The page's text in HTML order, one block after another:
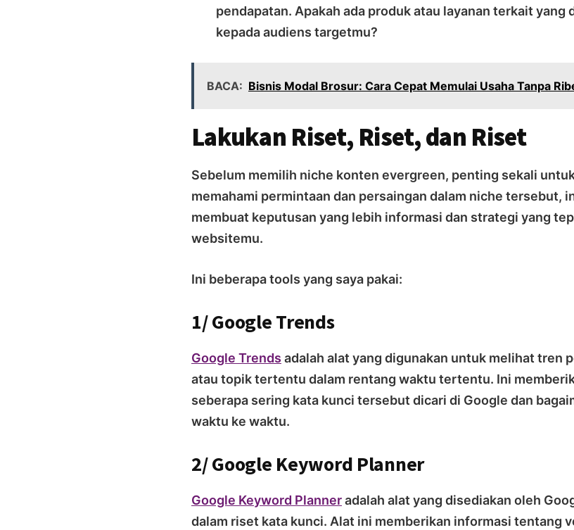
pendapatan. Apakah ada produk atau layanan terkait yang
kepada audiens targetmu?
BACA: Bisnis Modal Brosur: Cara Cepat Memulai Usaha Tanpa
Lakukan Riset, Riset, dan Riset
Sebelum memilih niche konten evergreen, penting sekali
memahami permintaan dan persaingan dalam niche tersebut,
membuat keputusan yang lebih informasi dan strategi yang
websitemu.
Ini beberapa tools yang saya pakai:
1/ Google Trends
Google Trends adalah alat yang digunakan untuk melihat tren
atau topik tertentu dalam rentang waktu tertentu. Ini
seberapa sering kata kunci tersebut dicari di Google dan
waktu ke waktu.
2/ Google Keyword Planner
Google Keyword Planneradalah alat yang disediakan oleh
dalam riset kata kunci. Alat ini memberikan informasi tentang